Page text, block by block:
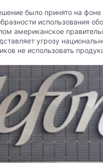
было принято на
использования
американское
угрозу
не использовать